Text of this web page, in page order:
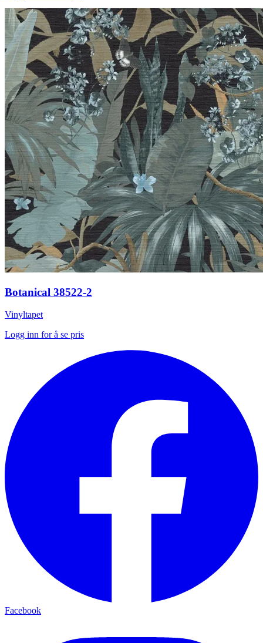
Botanical 38522-2
Vinyltapet
Logg inn for å se pris
Facebook